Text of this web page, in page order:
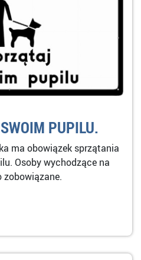
PUPILU.
ma obowiązek sprzątania
Osoby wychodzące na
zobowiązane.